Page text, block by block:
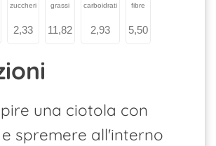
zuccheri
2,33
grassi
11,82
carboidrati
2,93
fibre
5,50
una ciotola con
spremere all'interno